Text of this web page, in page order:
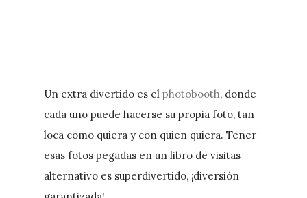
Un extra divertido es elphotobooth, donde
cada uno puede hacerse su propia foto, tan
loca como quiera y con quien quiera. Tener
esas fotos pegadas en un libro de visitas
alternativo es superdivertido, ¡diversión